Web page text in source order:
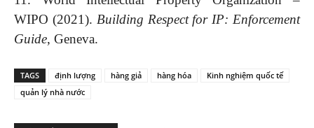
WIPO (2021). Building Respect for IP: Enforcement
Guide, Geneva.
TAGS định lượng hàng giả hàng hóa
Kinh nghiệm quốc tế
quản lý nhà nước